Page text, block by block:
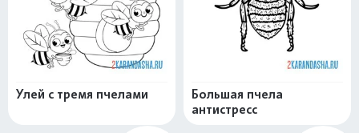
Улей с тремя пчелами
Большая пчела
антистресс